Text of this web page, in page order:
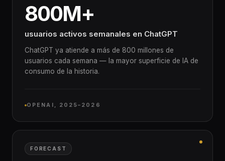
800M+
usuarios activos semanales en ChatGPT
ChatGPT ya atiende a más de 800 millones de
usuarios cada semana — la mayor superficie de IA de
consumo de la historia.
OPENAI, 2025–2026
FORECAST